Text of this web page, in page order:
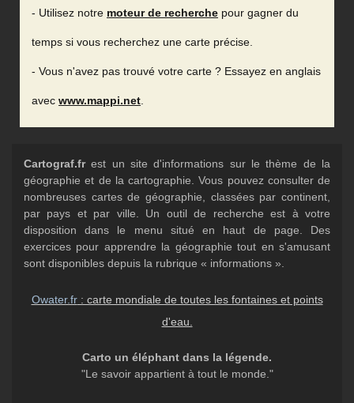
- Utilisez notre moteur de recherche pour gagner du
temps si vous recherchez une carte précise.
- Vous n'avez pas trouvé votre carte ? Essayez en anglais
avec www.mappi.net
Cartograf.frest un site d'informations sur le thème de la
géographie et de la cartographie. Vous pouvez consulter de
nombreuses cartes de géographie, classées par continent,
par pays et par ville. Un outil de recherche est à votre
disposition dans le menu situé en haut de page. Des
exercices pour apprendre la géographie tout en s'amusant
sont disponibles depuis la rubrique « informations ».
Owater.fr: carte mondiale de toutes les fontaines et points
d'eau.
Carto un éléphant dans la légende.
"Le savoir appartient à tout le monde."